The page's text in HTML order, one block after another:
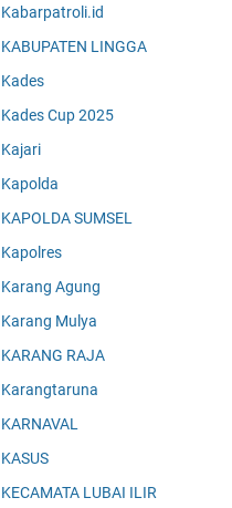
Kabarpatroli.id
KABUPATEN LINGGA
Kades
Kades Cup 2025
Kajari
Kapolda
KAPOLDA SUMSEL
Kapolres
Karang Agung
Karang Mulya
KARANG RAJA
Karangtaruna
KARNAVAL
KASUS
KECAMATA LUBAI ILIR